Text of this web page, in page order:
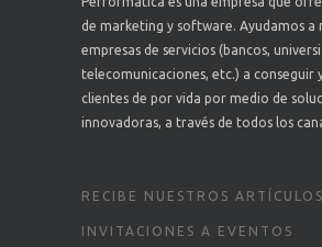
de marketing y software. Ayudamos a
empresas de servicios (bancos,
telecomunicaciones, etc.) a conseguir
clientes de por vida por medio de
innovadoras, a través de todos los
RECIBE NUESTROS
INVITACIONES A EVENTOS